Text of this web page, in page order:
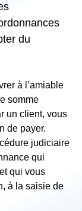
du
à l’amiable
somme
un client, vous
de payer.
judiciaire
qui
qui vous
à la saisie de